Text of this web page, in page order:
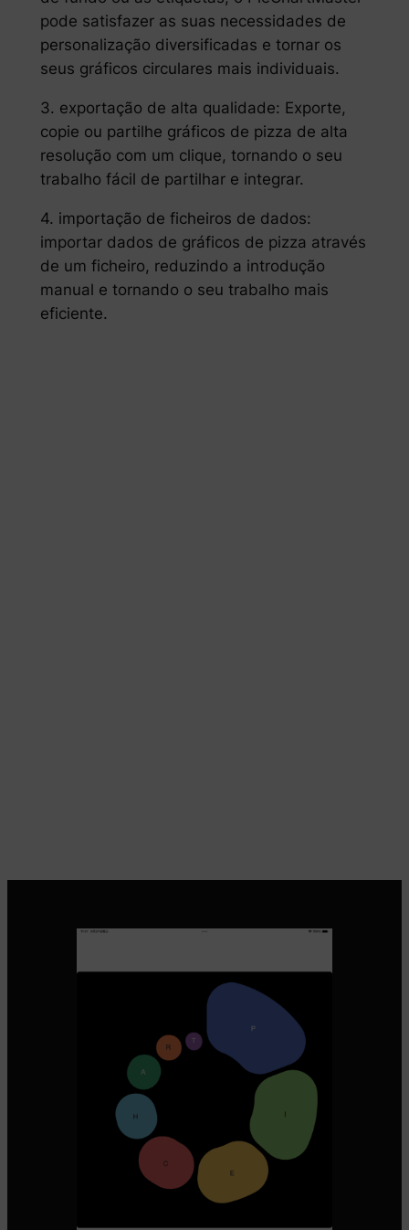
pode satisfazer as suas necessidades de
personalização diversificadas e tornar os
seus gráficos circulares mais individuais.
3. exportação de alta qualidade: Exporte,
copie ou partilhe gráficos de pizza de alta
resolução com um clique, tornando o seu
trabalho fácil de partilhar e integrar.
4. importação de ficheiros de dados:
importar dados de gráficos de pizza através
de um ficheiro, reduzindo a introdução
manual e tornando o seu trabalho mais
eficiente.